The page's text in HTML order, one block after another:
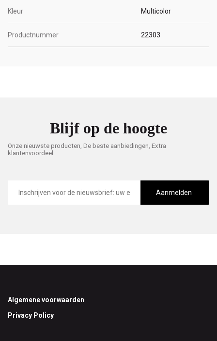
Kleur Multicolor
Productnummer 22303
Blijf op de hoogte
Onze nieuwste producten, De beste aanbiedingen, Extra
klantenvoordeel
mailadres
Aanmelden
Footer
Algemene voorwaarden
Privacy Policy